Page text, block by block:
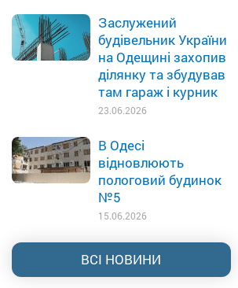
Заслужений
будівельник України
на Одещині захопив
ділянку та збудував
там гараж і курник
23.06.2026
В Одесі
відновлюють
пологовий будинок
№5
15.06.2026
ВСІ НОВИНИ